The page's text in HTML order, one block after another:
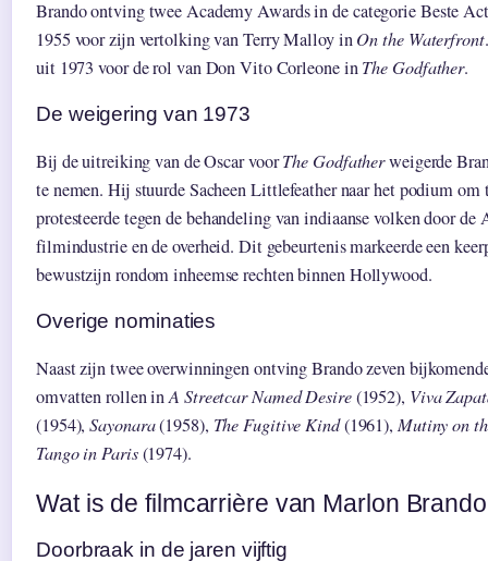
Brando ontving twee Academy Awards in de categorie Beste
1955 voor zijn vertolking van Terry Malloy inOn the Waterfront
uit 1973 voor de rol van Don Vito Corleone inThe Godfather.
De weigering van 1973
Bij de uitreiking van de Oscar voorThe Godfatherweigerde
te nemen. Hij stuurde Sacheen Littlefeather naar het podium om
protesteerde tegen de behandeling van indiaanse volken door de
filmindustrie en de overheid. Dit gebeurtenis markeerde een
bewustzijn rondom inheemse rechten binnen Hollywood.
Overige nominaties
Naast zijn twee overwinningen ontving Brando zeven
omvatten rollen inA Streetcar Named Desire(1952), Viva
(1954),Sayonara(1958), The Fugitive Kind(1961), Mutiny on
Tango in Paris(1974).
Wat is de filmcarrière van Marlon
Doorbraak in de jaren vijftig